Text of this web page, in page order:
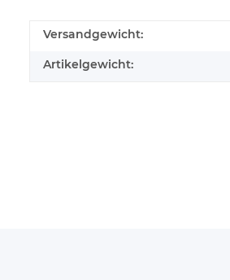
Versandgewicht:
Artikelgewicht: